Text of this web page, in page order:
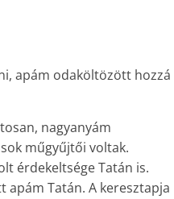
apám odaköltözött hozzá
nagyanyám
műgyűjtői voltak.
érdekeltsége Tatán is.
apám Tatán. A keresztapja